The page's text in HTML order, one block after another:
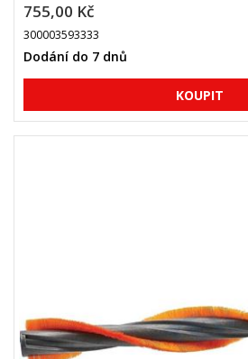
755,00 Kč
300003593333
Dodání do 7 dnů